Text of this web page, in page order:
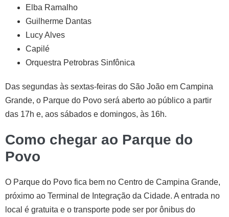
Elba Ramalho
Guilherme Dantas
Lucy Alves
Capilé
Orquestra Petrobras Sinfônica
Das segundas às sextas-feiras do São João em Campina
Grande, o Parque do Povo será aberto ao público a partir
das 17h e, aos sábados e domingos, às 16h.
Como chegar ao Parque do
Povo
O Parque do Povo fica bem no Centro de Campina Grande,
próximo ao Terminal de Integração da Cidade. A entrada no
local é gratuita e o transporte pode ser por ônibus do